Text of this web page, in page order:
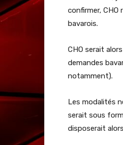
confirmer, CHO
bavarois.
CHO serait
demandes
notamment).
Les modalités
serait sous
disposerait